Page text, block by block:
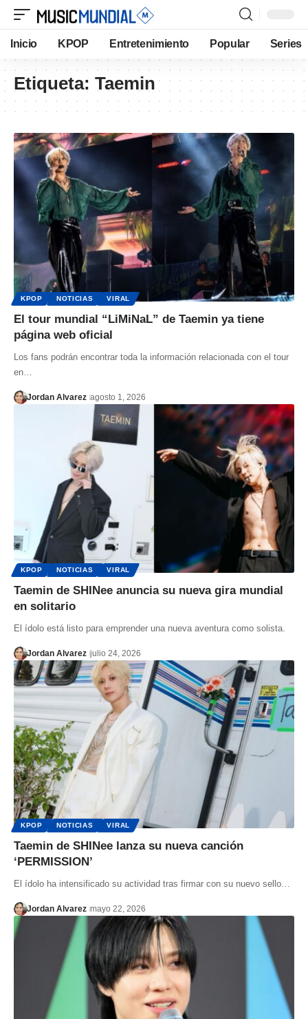
Inicio KPOP Entretenimiento Popular Series
Etiqueta: Taemin
KPOP NOTICIAS VIRAL
El tour mundial “LiMiNaL” de Taemin ya tiene
página web oficial
Los fans podrán encontrar toda la información relacionada con el tour
en…
Jordan Alvarez agosto 1, 2026
KPOP NOTICIAS VIRAL
Taemin de SHINee anuncia su nueva gira mundial
en solitario
El ídolo está listo para emprender una nueva aventura como solista.
Jordan Alvarez julio 24, 2026
KPOP NOTICIAS VIRAL
Taemin de SHINee lanza su nueva canción
‘PERMISSION’
El ídolo ha intensificado su actividad tras firmar con su nuevo sello…
Jordan Alvarez mayo 22, 2026